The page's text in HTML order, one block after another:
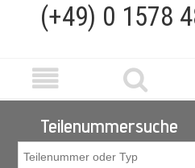
(+49) 0 1578
Teilenummersuche